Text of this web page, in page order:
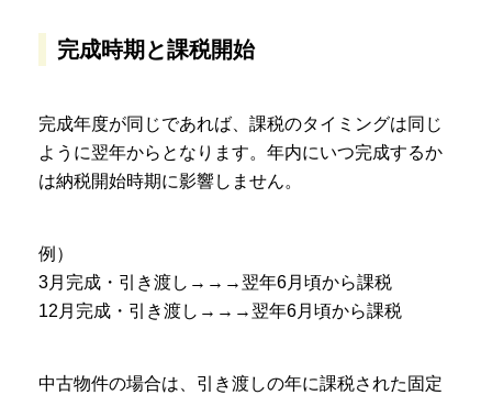
完成時期と課税開始
完成年度が同じであれば、課税のタイミングは同じ
ように翌年からとなります。年内にいつ完成するか
は納税開始時期に影響しません。
例）
3月完成・引き渡し→→→翌年6月頃から課税
12月完成・引き渡し→→→翌年6月頃から課税
中古物件の場合は、引き渡しの年に課税された固定